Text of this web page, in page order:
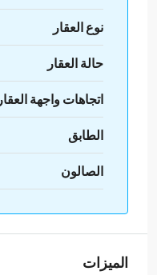
نوع العقار
حالة العقار
اتجاهات واجهة العقار
الطابق
الصالون
الميزات